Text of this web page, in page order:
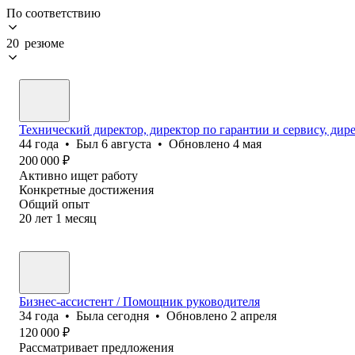
По соответствию
20 резюме
Технический директор, директор по гарантии и сервису,
44 года • Был 6 августа • Обновлено 4 мая
200 000 ₽
Активно ищет работу
Конкретные достижения
Общий опыт
20 лет 1 месяц
Бизнес-ассистент / Помощник руководителя
34 года • Была сегодня • Обновлено 2 апреля
120 000 ₽
Рассматривает предложения